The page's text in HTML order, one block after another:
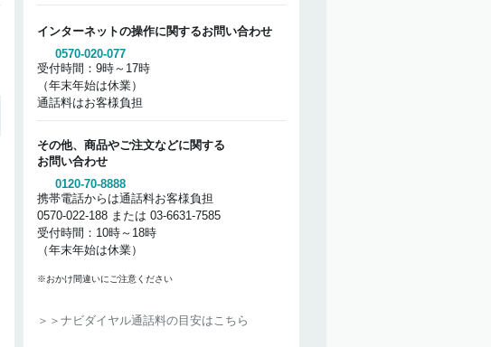
インターネットの操作に関するお問い合わせ
0570-020-077
受付時間：9時～17時
（年末年始は休業）
通話料はお客様負担
その他、商品やご注文などに関する
お問い合わせ
0120-70-8888
携帯電話からは通話料お客様負担
0570-022-188 または 03-6631-7585
受付時間：10時～18時
（年末年始は休業）
※おかけ間違いにご注意ください
＞＞ナビダイヤル通話料の目安はこちら